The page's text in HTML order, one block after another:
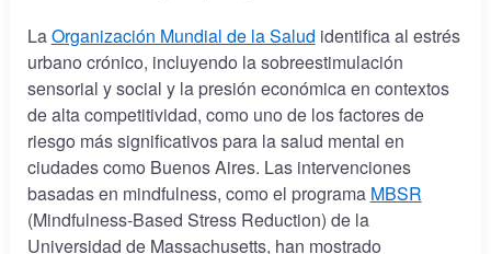
LaOrganización Mundial de la Salud identifica al estrés
urbano crónico, incluyendo la sobreestimulación
sensorial y social y la presión económica en contextos
de alta competitividad, como uno de los factores de
riesgo más significativos para la salud mental en
ciudades como Buenos Aires. Las intervenciones
basadas en mindfulness, como el programa MBSR
(Mindfulness-Based Stress Reduction) de la
Universidad de Massachusetts, han mostrado